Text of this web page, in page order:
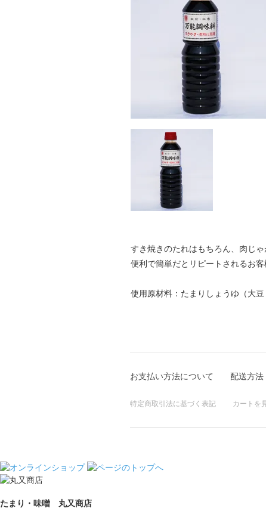
すき焼きのたれはもちろん、肉じ
便利で簡単だとリピートされるお客
使用原材料：たまりしょうゆ（大
お支払い方法について 配送方法
特定商取引法に基づく表記 カートを
たまり・味噌 丸又商店